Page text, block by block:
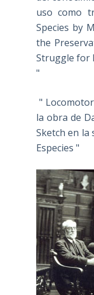
uso como
Species by
the
Struggle for
"
"
la obra de
Sketch en la
Especies "